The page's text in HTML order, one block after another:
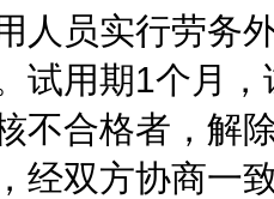
员实行劳务外
试用期1个月
不合格者，解
经双方协商一